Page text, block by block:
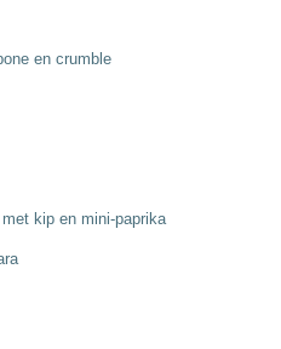
en crumble
kip en mini-paprika